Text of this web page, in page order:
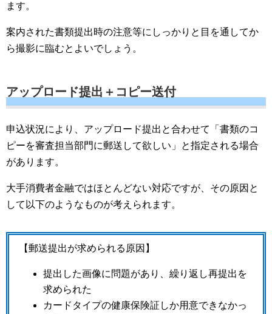
ます。
案内された書類提出時の注意等にしっかりと目を通してか
ら撮影に臨むとよいでしょう。
アップロード提出＋コピー送付
申込状況により、アップロード提出と合わせて「書類のコ
ピーを審査担当部門に郵送して欲しい」と指定される場合
があります。
大手消費者金融ではほとんどない対応ですが、その原因と
して以下のようなものが考えられます。
【郵送提出が求められる原因】
提出した画像に問題があり、繰り返し再提出を
求められた
カードタイプの健康保険証しか用意できなかっ